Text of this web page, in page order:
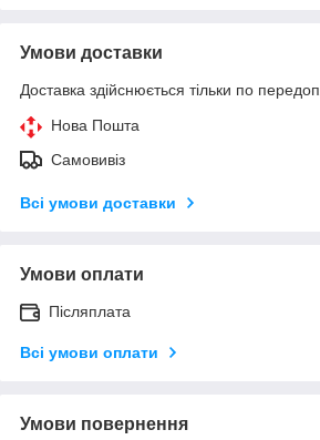
Умови доставки
Доставка здійснюється тільки по
Нова Пошта
Самовивіз
Всі умови доставки
Умови оплати
Післяплата
Всі умови оплати
Умови повернення